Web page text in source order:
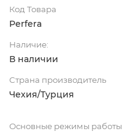
Код Товара
Perfera
Наличие:
В наличии
Страна производитель
Чехия/Турция
Основные режимы работы